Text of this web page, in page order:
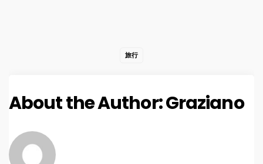
旅行
About the Author:Graziano